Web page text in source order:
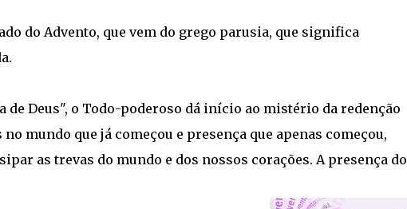
do Advento, que vem do grego parusia, que significa
Deus", o Todo-poderoso dá início ao mistério da redenção
no mundo que já começou e presença que apenas começou,
as trevas do mundo e dos nossos corações. A presença do